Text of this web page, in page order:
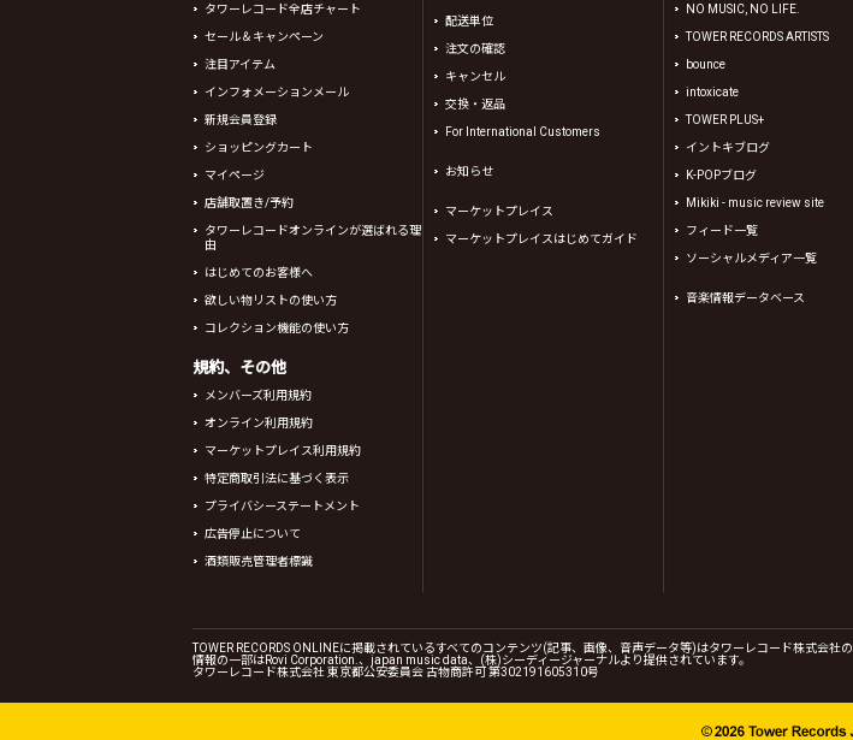
タワーレコード全店チャート
セール＆キャンペーン
注目アイテム
インフォメーションメール
新規会員登録
ショッピングカート
マイページ
店舗取置き/予約
タワーレコードオンラインが選ばれる理
由
はじめてのお客様へ
欲しい物リストの使い方
コレクション機能の使い方
規約、その他
メンバーズ利用規約
オンライン利用規約
マーケットプレイス利用規約
特定商取引法に基づく表示
プライバシーステートメント
広告停止について
酒類販売管理者標識
配送単位
注文の確認
キャンセル
交換・返品
For International Customers
お知らせ
マーケットプレイス
マーケットプレイスはじめてガイド
NO MUSIC, NO LIFE.
TOWER RECORDS ARTISTS
bounce
intoxicate
TOWER PLUS+
イントキブログ
K-POPブログ
Mikiki - music review site
フィード一覧
ソーシャルメディア一覧
音楽情報データベース
TOWER RECORDS ONLINEに掲載されているすべてのコンテンツ(記事、画像、音声データ等)はタワーレコード株式会社
情報の一部はRovi Corporation.、japan music data、(株)シーディージャーナルより提供されています。
タワーレコード株式会社 東京都公安委員会 古物商許可 第302191605310号